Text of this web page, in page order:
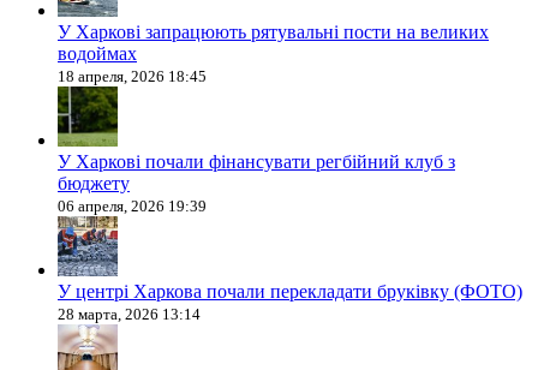
У Харкові запрацюють рятувальні пости на великих
водоймах
18 апреля, 2026 18:45
У Харкові почали фінансувати регбійний клуб з
бюджету
06 апреля, 2026 19:39
У центрі Харкова почали перекладати бруківку (ФОТО)
28 марта, 2026 13:14